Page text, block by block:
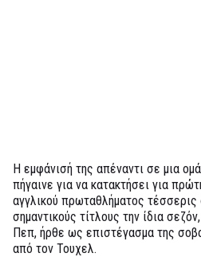
Η εμφάνισή της απέναντι σε μια
πήγαινε για να κατακτήσει για
αγγλικού πρωταθλήματος τέσσερις
σημαντικούς τίτλους την ίδια
Πεπ, ήρθε ως επιστέγασμα της
από τον Τουχελ.